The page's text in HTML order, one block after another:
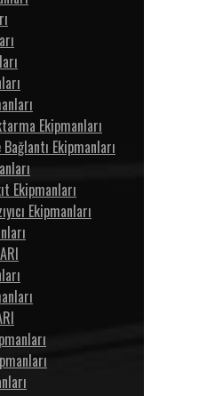
Ekipmanları
Bağlantı Ekipmanları
Ekipmanları
Ekipmanları